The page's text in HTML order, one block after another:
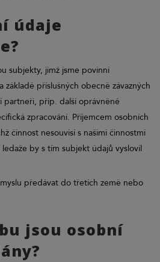
údaje
subjekty, jimž jsme povinni
základě příslušných obecně závazných
partneři, příp. další oprávněné
zpracování. Příjemcem osobních
činnost nesouvisí s našimi činnostmi
by s tím subjekt údajů vyslovil
předávat do třetích země nebo
jsou osobní